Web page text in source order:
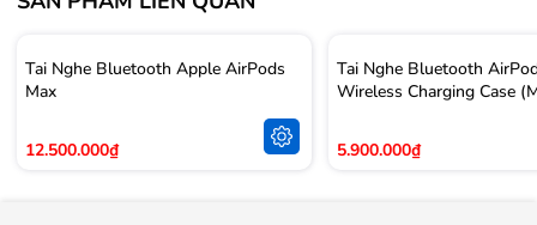
Tai Nghe Bluetooth Apple AirPods
Max
12.500.000₫
Tai Nghe Bluetooth
Wireless Charging Case
5.900.000₫